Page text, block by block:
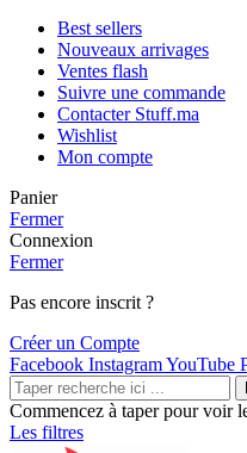
Best sellers
Nouveaux arrivages
Ventes flash
Suivre une commande
Contacter Stuff.ma
Wishlist
Mon compte
Panier
Fermer
Connexion
Fermer
Pas encore inscrit ?
Créer un Compte
Facebook InstagramYouTube
Commencez à taper pour voir
Les filtres